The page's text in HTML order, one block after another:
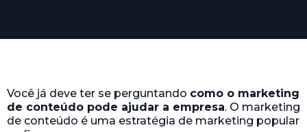
Você já deve ter se perguntando como o marketing
de conteúdo pode ajudar a empresa. O marketing
de conteúdo é uma estratégia de marketing popular